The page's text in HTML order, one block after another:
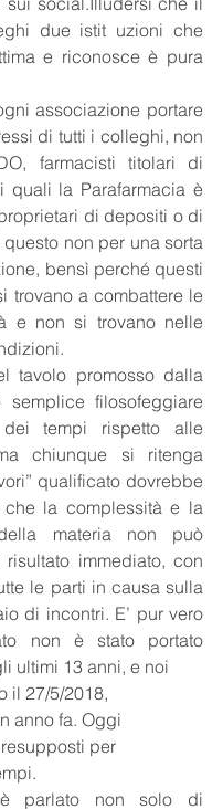
due istit uzioni che
e riconosce è pura
associazione portare
di tutti i colleghi, non
farmacisti titolari di
quali la Parafarmacia è
di depositi o di
questo non per una sorta
bensì perché questi
trovano a combattere le
e non si trovano nelle
tavolo promosso dalla
semplice filosofeggiare
tempi rispetto alle
chiunque si ritenga
qualificato dovrebbe
che la complessità e la
materia non può
immediato, con
le parti in causa sulla
di incontri. E’ pur vero
non è stato portato
ultimi 13 anni, e noi
il 27/5/2018,
anno fa. Oggi
per
parlato non solo di